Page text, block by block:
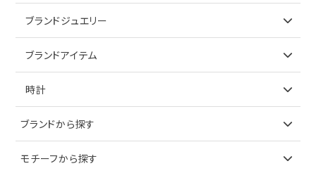
アイテムで探す
ブランドジュエリー
アイテムで探す
ブランドアイテム
アイテムで探す
時計
ブランドで探す
ブランドから探す
ティファニー
モチーフから探す